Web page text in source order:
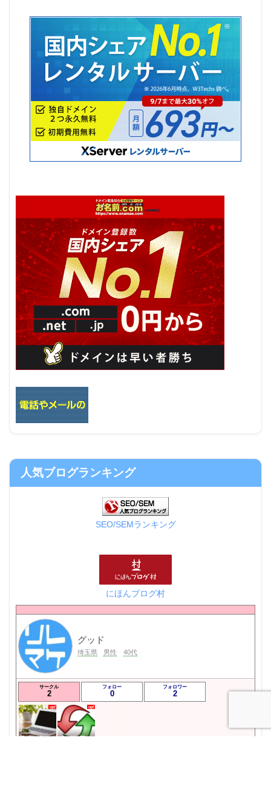
人気ブログランキング
SEO/SEMランキング
にほんブログ村
グッド
埼玉県 男性 40代
サークル
2
フォロー
0
フォロワー
2
💙ブロガー応援&更新報告♪💙 ブログを更新したらここで報告